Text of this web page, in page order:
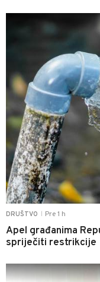
DRUŠTVO Pre 1 h
Apel građanima
spriječiti restrikcije